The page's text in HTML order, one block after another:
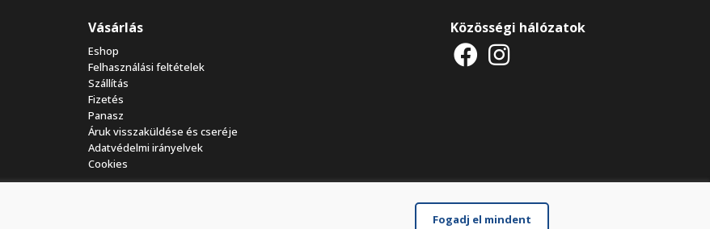
Vásárlás
Eshop
Felhasználási feltételek
Szállítás
Fizetés
Panasz
Áruk visszaküldése és cseréje
Adatvédelmi irányelvek
Cookies
Közösségi hálózatok
Fogadj el mindent